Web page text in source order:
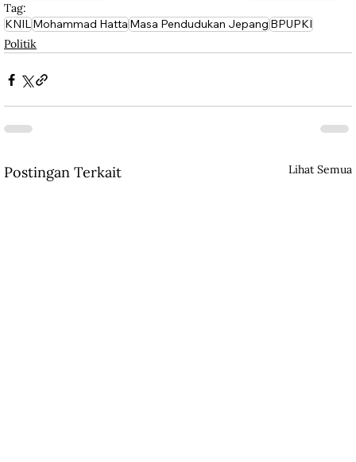
Tag:
KNILMohammad HattaMasa Pendudukan JepangBPUPKI
Politik
Postingan Terkait Lihat Semua